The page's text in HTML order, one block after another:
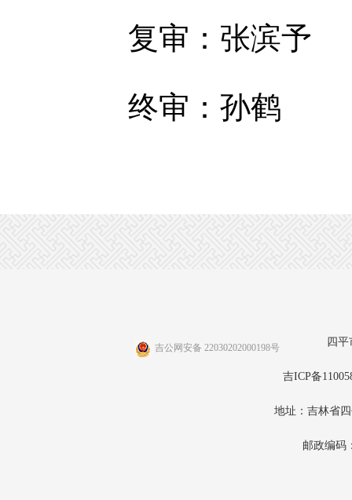
复审：张滨予
终审：孙鹤
吉公网安备 22030202000198号 四平
吉ICP备
地址：吉林省
邮政编码